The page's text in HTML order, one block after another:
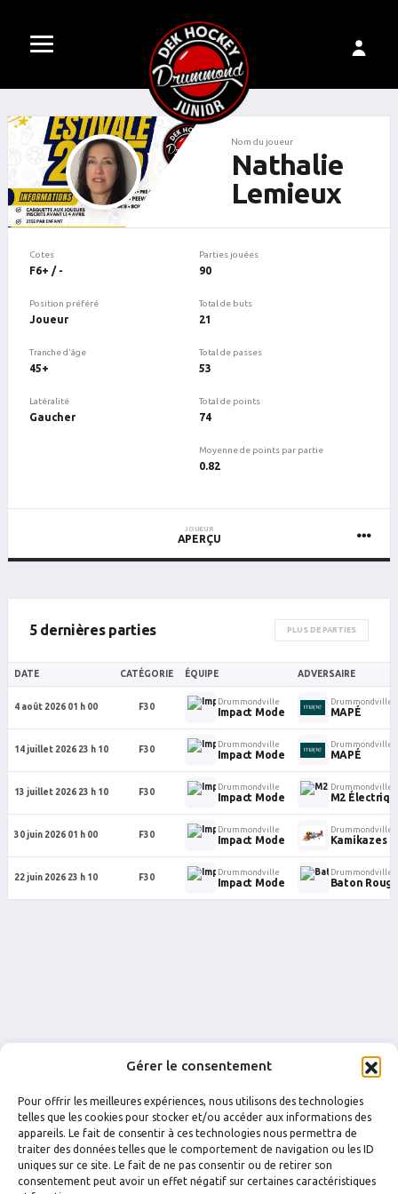
Gérer le consentement
Pour offrir les meilleures expériences, nous utilisons des technologies
telles que les cookies pour stocker et/ou accéder aux informations des
appareils. Le fait de consentir à ces technologies nous permettra de
traiter des données telles que le comportement de navigation ou les ID
uniques sur ce site. Le fait de ne pas consentir ou de retirer son
consentement peut avoir un effet négatif sur certaines caractéristiques
Nom du joueur
Nathalie
Lemieux
Cotes
F6+ / -
Position préféré
Joueur
Tranche d'âge
45+
Latéralité
Gaucher
Parties jouées
90
Total de buts
21
Total de passes
53
Total de points
74
Moyenne de points par partie
0.82
JOUEUR
APERÇU
5 dernières parties PLUS DE PARTIES
DATE CATÉGORIE ÉQUIPE ADVERSAIRE
4 août 2026 01 h 00 F30
Drummondville
Impact Mode
Drummondville
MAPÉ
14 juillet 2026 23 h 10 F30
Drummondville
Impact Mode
Drummondville
MAPÉ
13 juillet 2026 23 h 10 F30
Drummondville
Impact Mode
Drummondville
M2
30 juin 2026 01 h 00 F30
Drummondville
Impact Mode
Drummondville
Kamikazes
22 juin 2026 23 h 10 F30
Drummondville
Impact Mode
Drummondville
Baton
FACEBOOK INSTAGRAM